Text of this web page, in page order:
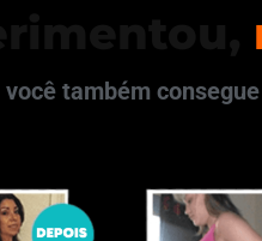
você também consegue